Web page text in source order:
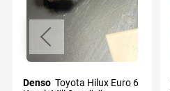
Denso Toyota Hilux Euro 6